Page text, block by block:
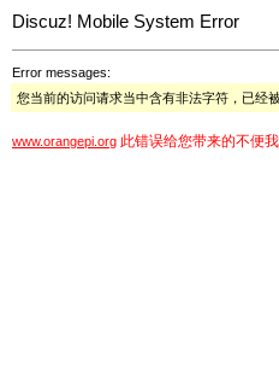
Discuz! Mobile System Error
Error messages:
您当前的访问请求当中含有非法字符，已经
www.orangepi.org 此错误给您带来的不便